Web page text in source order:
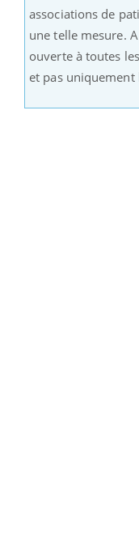
associations de
une telle mesure.
ouverte à toutes
et pas uniquement